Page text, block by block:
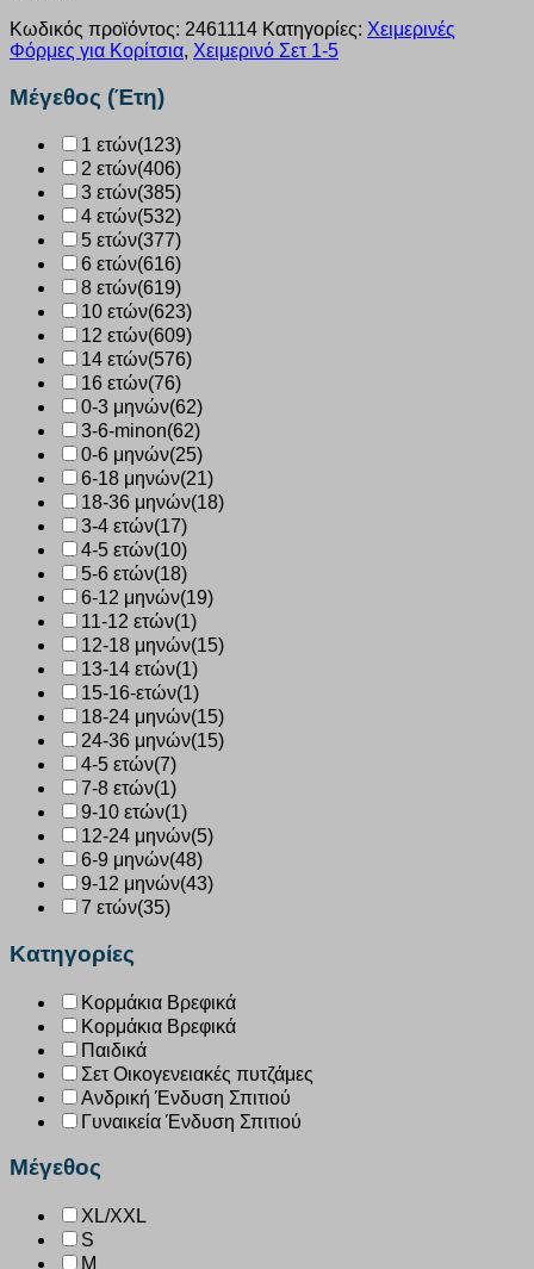
Κωδικός προϊόντος: 2461114 Κατηγορίες: Χειμερινές
Φόρμες για Κορίτσια, Χειμερινό Σετ 1-5
Μέγεθος (Έτη)
1 ετών(123)
2 ετών(406)
3 ετών(385)
4 ετών(532)
5 ετών(377)
6 ετών(616)
8 ετών(619)
10 ετών(623)
12 ετών(609)
14 ετών(576)
16 ετών(76)
0-3 μηνών(62)
3-6-minon(62)
0-6 μηνών(25)
6-18 μηνών(21)
18-36 μηνών(18)
3-4 ετών(17)
4-5 ετών(10)
5-6 ετών(18)
6-12 μηνών(19)
11-12 ετών(1)
12-18 μηνών(15)
13-14 ετών(1)
15-16-ετών(1)
18-24 μηνών(15)
24-36 μηνών(15)
4-5 ετών(7)
7-8 ετών(1)
9-10 ετών(1)
12-24 μηνών(5)
6-9 μηνών(48)
9-12 μηνών(43)
7 ετών(35)
Κατηγορίες
Κορμάκια Βρεφικά
Κορμάκια Βρεφικά
Παιδικά
Σετ Οικογενειακές πυτζάμες
Ανδρική Ένδυση Σπιτιού
Γυναικεία Ένδυση Σπιτιού
Μέγεθος
XL/XXL
S
M